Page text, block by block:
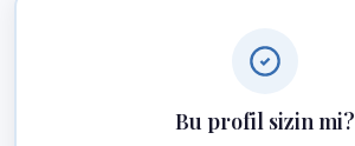
Bu profil sizin mi?